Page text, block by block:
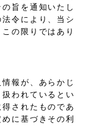
旨を通知いたし
令により、当シ
の限りではあり
報が、あらかじ
われているとい
されたものであ
に基づきその利